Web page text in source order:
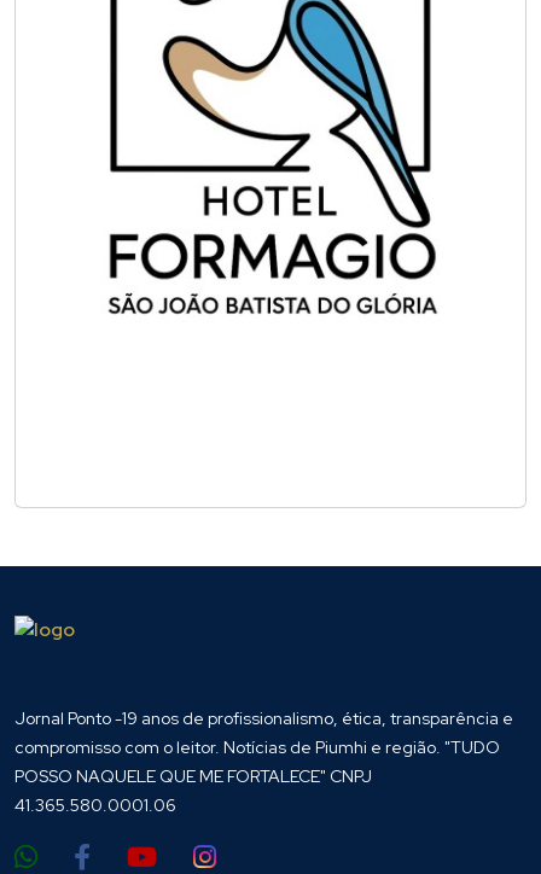
Jornal Ponto -19 anos de profissionalismo, ética, transparência e
compromisso com o leitor. Notícias de Piumhi e região. "TUDO
POSSO NAQUELE QUE ME FORTALECE" CNPJ
41.365.580.0001.06